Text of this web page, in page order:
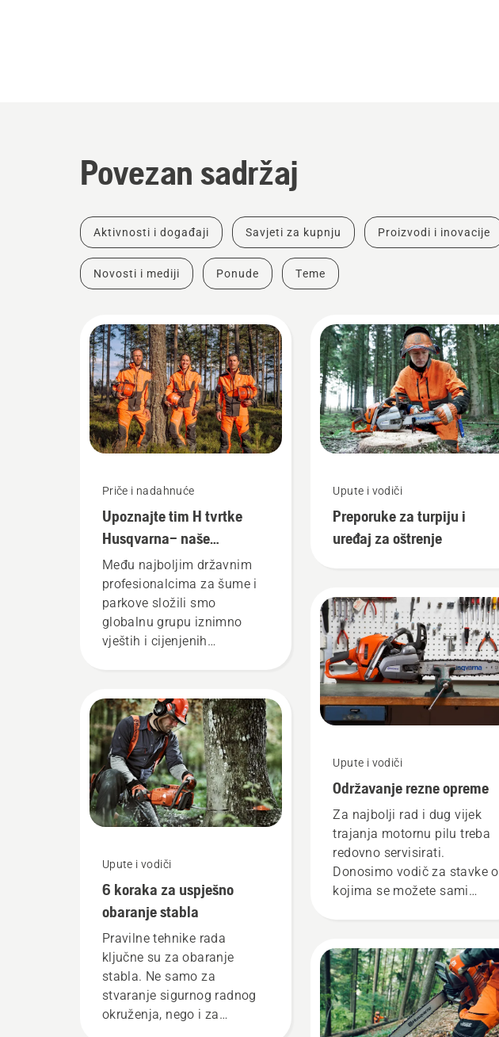
Povezan sadržaj
Aktivnosti i događaji Savjeti za kupnju Proizvodi i inovacije
Novosti i mediji Ponude Teme
Priče i nadahnuće
Upoznajte tim H tvrtke
Husqvarna– naše
najzahtjevnije korisnike
Među najboljim državnim
profesionalcima za šume i
parkove složili smo
globalnu grupu iznimno
vještih i cijenjenih
najzahtjevniji korisnici.
Upute i vodiči
6 koraka za uspješno
obaranje stabla
Pravilne tehnike rada
ključne su za obaranje
stabla. Ne samo za
stvaranje sigurnog radnog
okruženja, nego i za
Upute i vodiči
Preporuke za turpiju i
uređaj za oštrenje
Upute i vodiči
Održavanje rezne opreme
Za najbolji rad i dug vijek
trajanja motornu pilu treba
redovno servisirati.
Donosimo vodič za stavke o
kojima se možete sami